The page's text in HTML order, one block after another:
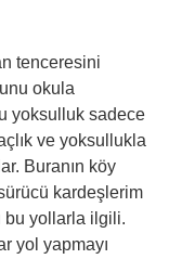
tenceresini
okula
yoksulluk sadece
ve yoksullukla
Buranın köy
kardeşlerim
bu yollarla ilgili.
yol yapmayı